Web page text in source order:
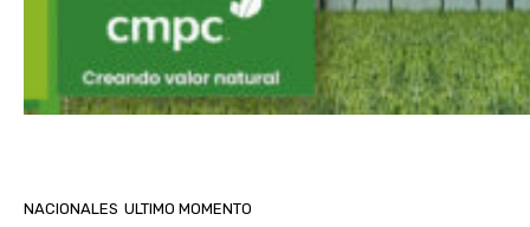
NACIONALES ULTIMO MOMENTO